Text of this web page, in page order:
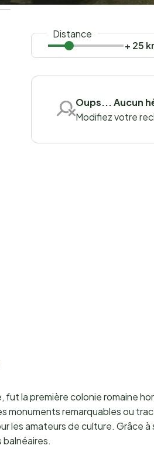
Distance
+ 25
Oups... Aucun
Modifiez votre
fut la première colonie romaine
monuments remarquables ou
les amateurs de culture. Grâce
balnéaires.